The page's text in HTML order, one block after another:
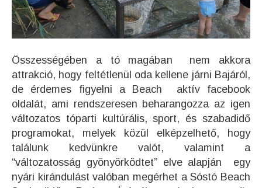
Összességében a tó magában nem akkora
attrakció, hogy feltétlenül oda kellene járni Bajáról,
de érdemes figyelni a Beach aktív facebook
oldalát, ami rendszeresen beharangozza az igen
változatos tóparti kultúrális, sport, és szabadidő
programokat, melyek közül elképzelhető, hogy
találunk kedvünkre valót, valamint a
“változatosság gyönyörködtet” elve alapján egy
nyári kirándulást valóban megérhet a Sóstó Beach